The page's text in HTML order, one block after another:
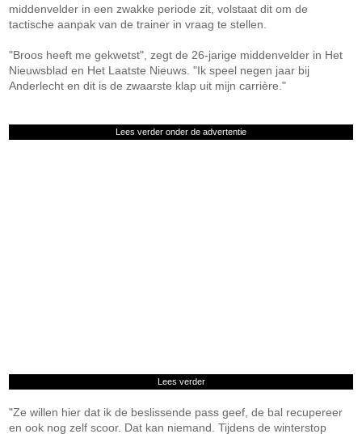
middenvelder in een zwakke periode zit, volstaat dit om de
tactische aanpak van de trainer in vraag te stellen.
"Broos heeft me gekwetst", zegt de 26-jarige middenvelder in Het
Nieuwsblad en Het Laatste Nieuws. "Ik speel negen jaar bij
Anderlecht en dit is de zwaarste klap uit mijn carrière."
Lees verder onder de advertentie
Lees verder
"Ze willen hier dat ik de beslissende pass geef, de bal recupereer
en ook nog zelf scoor. Dat kan niemand. Tijdens de winterstop